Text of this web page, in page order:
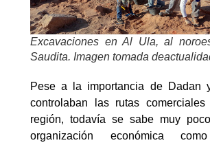
Excavaciones en Al Ula, al
Saudita. Imagen tomada
Pese a la importancia de Dadan
controlaban las rutas
región, todavía se sabe muy
organización económica